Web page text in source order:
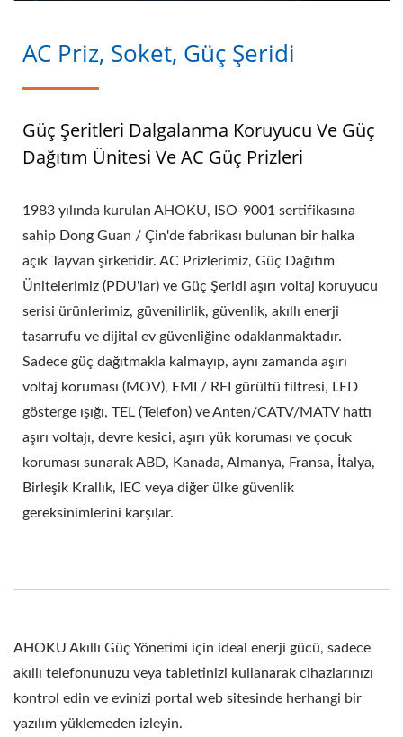
AC Priz, Soket, Güç Şeridi
Güç Şeritleri Dalgalanma Koruyucu Ve Güç
Dağıtım Ünitesi Ve AC Güç Prizleri
1983 yılında kurulan AHOKU, ISO-9001 sertifikasına
sahip Dong Guan / Çin'de fabrikası bulunan bir halka
açık Tayvan şirketidir. AC Prizlerimiz, Güç Dağıtım
Ünitelerimiz (PDU'lar) ve Güç Şeridi aşırı voltaj koruyucu
serisi ürünlerimiz, güvenilirlik, güvenlik, akıllı enerji
tasarrufu ve dijital ev güvenliğine odaklanmaktadır.
Sadece güç dağıtmakla kalmayıp, aynı zamanda aşırı
voltaj koruması (MOV), EMI / RFI gürültü filtresi, LED
gösterge ışığı, TEL (Telefon) ve Anten/CATV/MATV hattı
aşırı voltajı, devre kesici, aşırı yük koruması ve çocuk
koruması sunarak ABD, Kanada, Almanya, Fransa, İtalya,
Birleşik Krallık, IEC veya diğer ülke güvenlik
gereksinimlerini karşılar.
AHOKU Akıllı Güç Yönetimi için ideal enerji gücü, sadece
akıllı telefonunuzu veya tabletinizi kullanarak cihazlarınızı
kontrol edin ve evinizi portal web sitesinde herhangi bir
yazılım yüklemeden izleyin.